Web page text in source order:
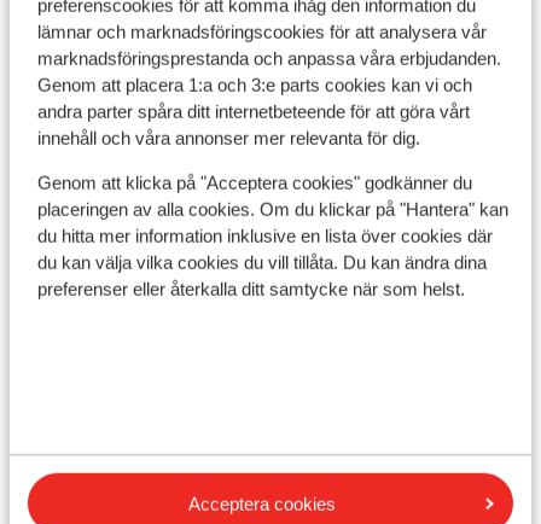
preferenscookies för att komma ihåg den information du
lämnar och marknadsföringscookies för att analysera vår
marknadsföringsprestanda och anpassa våra erbjudanden.
Genom att placera 1:a och 3:e parts cookies kan vi och
andra parter spåra ditt internetbeteende för att göra vårt
innehåll och våra annonser mer relevanta för dig.
Genom att klicka på "Acceptera cookies" godkänner du
placeringen av alla cookies. Om du klickar på "Hantera" kan
du hitta mer information inklusive en lista över cookies där
du kan välja vilka cookies du vill tillåta. Du kan ändra dina
preferenser eller återkalla ditt samtycke när som helst.
Acceptera cookies
I området
Avstånd till centrum: ca 300 m
Avstånd till flygplats ca 183 km
Avstånd till tågstation ca 7 km
Avstånd till längdåkningsspår ca 50 m
Skidbuss i direktanslutning till hotellet
Avstånd till skidlift ca 500 m
Närmaste kiosk ca 200 m